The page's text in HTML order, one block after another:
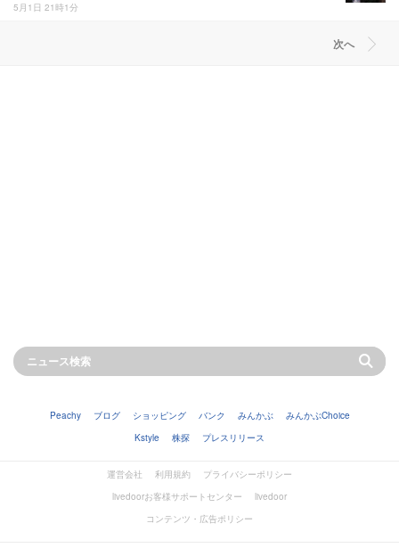
5月1日 21時1分
次へ
Peachy ブログ ショッピング バンク みんかぶ
みんかぶChoice
Kstyle
株探 プレスリリース
運営会社 利用規約
プライバシーポリシー
livedoorお客様サポートセンター
livedoor
コンテンツ・広告ポリシー